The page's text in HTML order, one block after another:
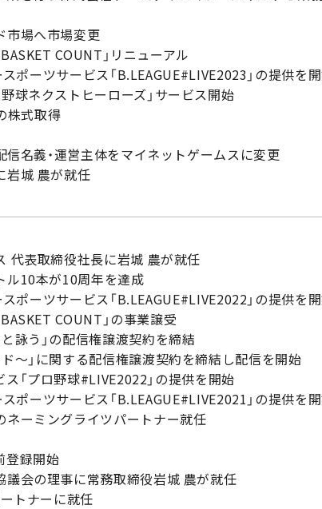
場へ市場変更
COUNT」リニューアル
ーツサービス「B.LEAGUE#LIVE2023」の提供を
球ネクストヒーローズ」サービス開始
株式取得
名義・運営主体をマイネットゲームスに変更
城 農が就任
表取締役社長に岩城 農が就任
10本が10周年を達成
ーツサービス「B.LEAGUE#LIVE2022」の提供を
COUNT」の事業譲受
詠う」の配信権譲渡契約を締結
～」に関する配信権譲渡契約を締結し配信を開始
「プロ野球#LIVE2022」の提供を開始
ポーツサービス「B.LEAGUE#LIVE2021」の提供を
ネーミングライツパートナー就任
登録開始
議会の理事に常務取締役岩城 農が就任
トナーに就任